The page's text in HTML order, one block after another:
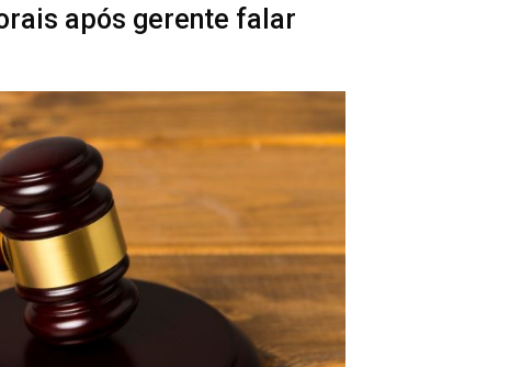
após gerente falar